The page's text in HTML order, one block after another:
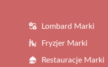
Lombard Marki
Fryzjer Marki
Restauracje Marki